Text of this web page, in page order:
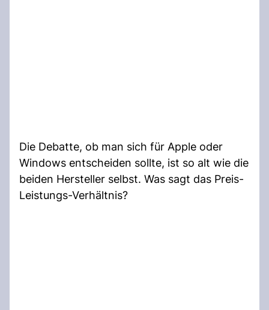
Die Debatte, ob man sich für Apple oder
Windows entscheiden sollte, ist so alt wie die
beiden Hersteller selbst. Was sagt das Preis-
Leistungs-Verhältnis?